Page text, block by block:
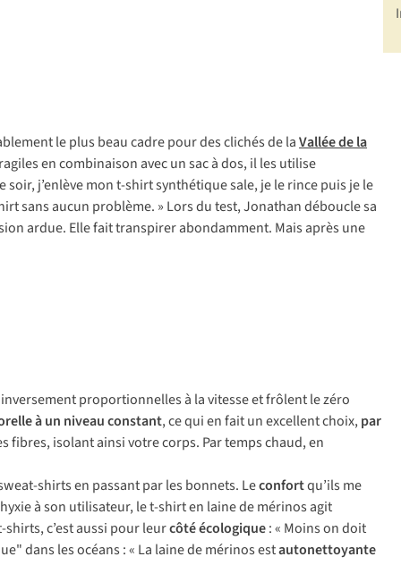
le plus beau cadre pour des clichés de laVallée de la
en combinaison avec un sac à dos, il les utilise
j’enlève mon t-shirt synthétique sale, je le rince puis je le
sans aucun problème. » Lors du test, Jonathan déboucle sa
ardue. Elle fait transpirer abondamment. Mais après une
proportionnelles à la vitesse et frôlent le zéro
à un niveau constant, ce qui en fait un excellent choix,par
fibres, isolant ainsi votre corps. Par temps chaud, en
shirts en passant par les bonnets. Leconfortqu’ils me
à son utilisateur, le t-shirt en laine de mérinos agit
c’est aussi pour leurcôté écologique: « Moins on doit
dans les océans : « La laine de mérinos estautonettoyante